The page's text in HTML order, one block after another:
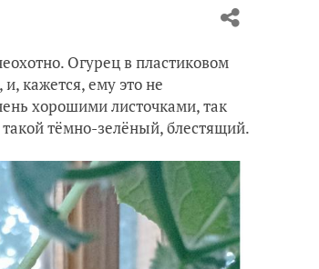
Огурец в пластиковом
кажется, ему это не
хорошими листочками, так
тёмно-зелёный, блестящий.